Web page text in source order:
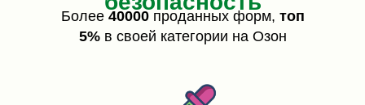
Более 40000проданных форм, топ
5%в своей категории на Озон